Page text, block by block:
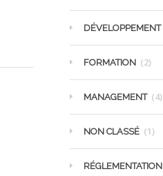
DÉVELOPPEMENT
FORMATION (2)
MANAGEMENT (4)
NON CLASSÉ (1)
RÉGLEMENTATION